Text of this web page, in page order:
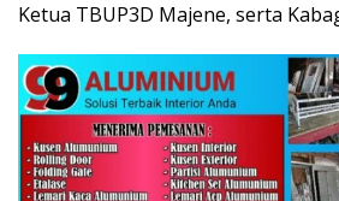
Ketua TBUP3D Majene, serta